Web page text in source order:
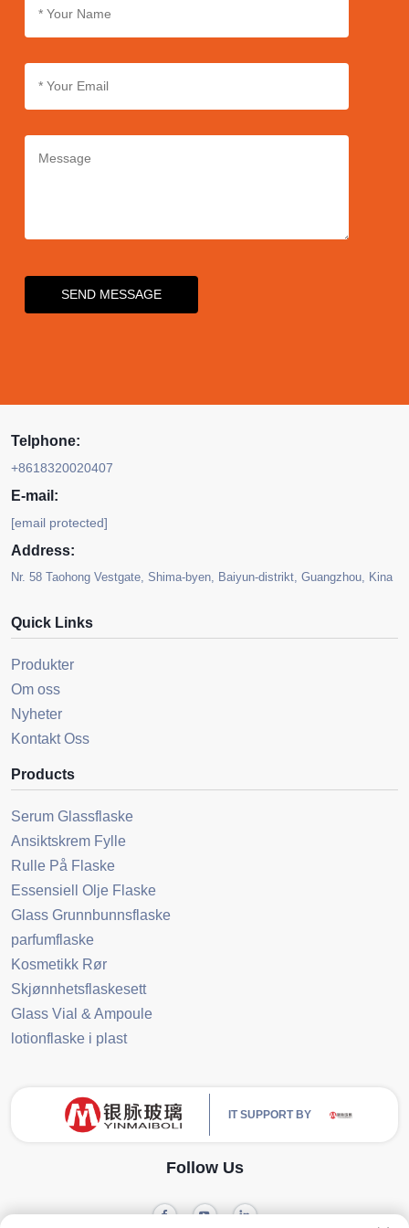
SEND MESSAGE
Telphone:
+8618320020407
E-mail:
[email protected]
Address:
Nr. 58 Taohong Vestgate, Shima-byen, Baiyun-distrikt, Guangzhou, Kina
Quick Links
Produkter
Om oss
Nyheter
Kontakt Oss
Products
Serum Glassflaske
Ansiktskrem Fylle
Rulle På Flaske
Essensiell Olje Flaske
Glass Grunnbunnsflaske
parfumflaske
Kosmetikk Rør
Skjønnhetsflaskesett
Glass Vial & Ampoule
lotionflaske i plast
IT SUPPORT BY
Follow Us